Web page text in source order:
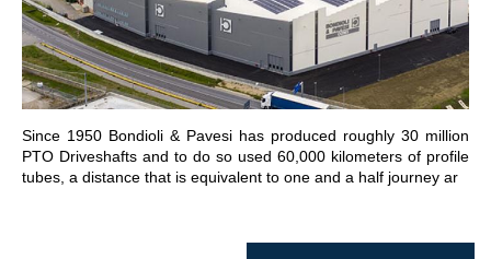
Since 1950 Bondioli & Pavesi has produced roughly 30 million
PTO Driveshafts and to do so used 60,000 kilometers of profile
tubes, a distance that is equivalent to one and a half journey ar
ПЕРЕЙТИ В РАЗДЕЛ